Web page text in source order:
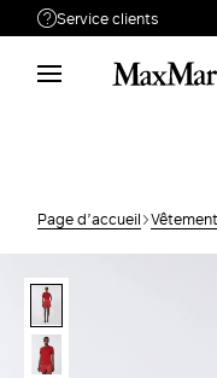
Service clients
Besoin
Téléphone :
Page d’accueil